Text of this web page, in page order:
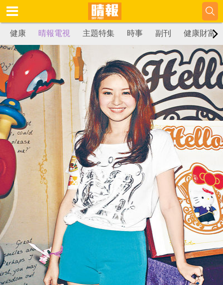
健康 晴報電視 主題特集 時事 副刊 健康財富